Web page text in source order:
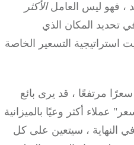
ليس العاملالأكثر
المكان الذي
التسعير الخاصة
مرتفعًا ، قد يرى بائع
أكثر وعيًا بالميزانية
، سيتعين على كل